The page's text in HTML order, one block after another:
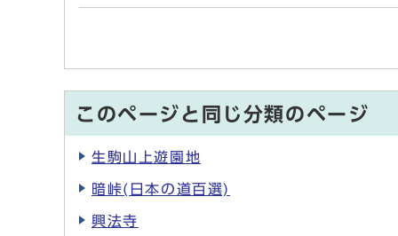
このページと同じ分類のページ
生駒山上遊園地
暗峠(日本の道百選)
興法寺